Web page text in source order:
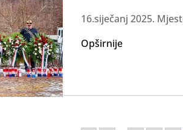
16.siječanj 2025.
Opširnije